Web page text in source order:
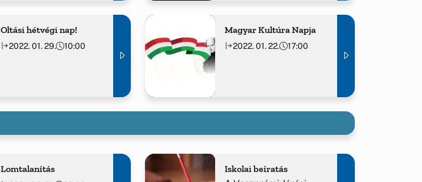
Oltási hétvégi nap!
2022. 01. 29. 10:00
Magyar Kultúra Napja
2022. 01. 22. 17:00
Lomtalanítás
Iskolai beíratás